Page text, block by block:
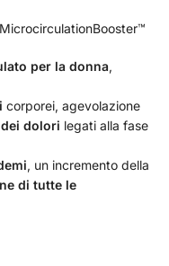
per la donna,
corporei, agevolazione
dolori legati alla fase
, un incremento della
di tutte le